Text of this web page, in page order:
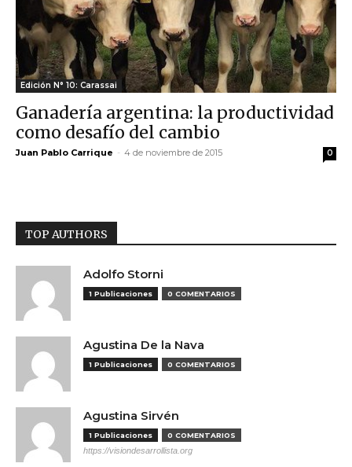
Edición N° 10: Carassai
Ganadería argentina: la productividad
como desafío del cambio
Juan Pablo Carrique - 4 de noviembre de 2015 0
TOP AUTHORS
Adolfo Storni
1 Publicaciones 0 COMENTARIOS
Agustina De la Nava
1 Publicaciones 0 COMENTARIOS
Agustina Sirvén
1 Publicaciones 0 COMENTARIOS
https://visiondesarrollista.org